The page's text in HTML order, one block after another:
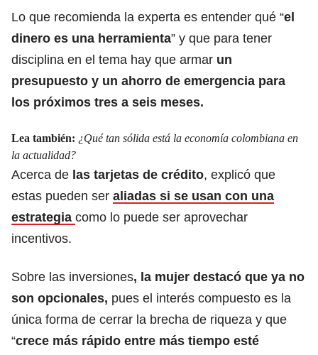
Lo que recomienda la experta es entender qué “el
dinero es una herramienta” y que para tener
disciplina en el tema hay que armar un
presupuesto y un ahorro de emergencia para
los próximos tres a seis meses.
Lea también: ¿Qué tan sólida está la economía colombiana en
la actualidad?
Acerca de las tarjetas de crédito, explicó que
estas pueden ser aliadas si se usan con una
estrategia como lo puede ser aprovechar
incentivos.
Sobre las inversiones, la mujer destacó que ya no
son opcionales, pues el interés compuesto es la
única forma de cerrar la brecha de riqueza y que
“crece más rápido entre más tiempo esté